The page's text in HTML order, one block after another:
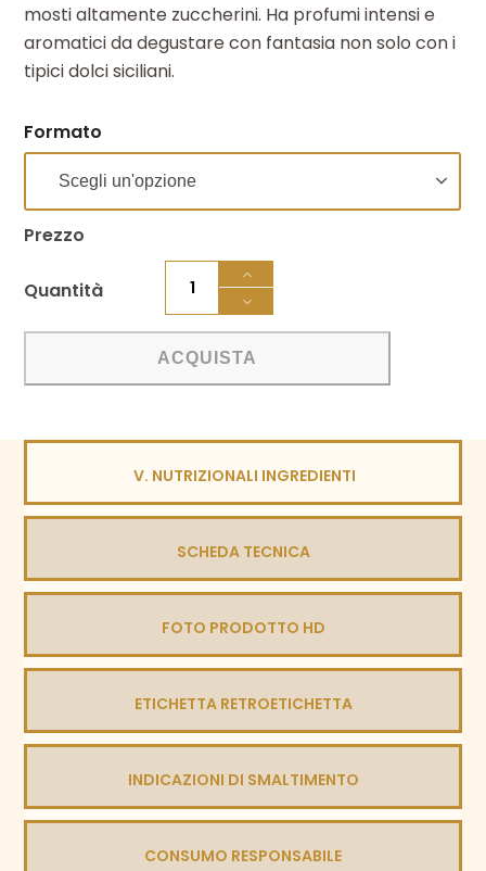
mosti altamente zuccherini. Ha profumi intensi e
aromatici da degustare con fantasia non solo con i
tipici dolci siciliani.
Formato
Prezzo
IGP
Terre
Siciliane
quantità
ACQUISTA
V. NUTRIZIONALI INGREDIENTI
SCHEDA TECNICA
FOTO PRODOTTO HD
ETICHETTA RETROETICHETTA
INDICAZIONI DI SMALTIMENTO
CONSUMO RESPONSABILE